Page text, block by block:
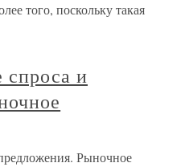
того, поскольку такая
и
Рыночное